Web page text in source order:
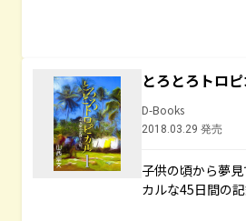
とろとろトロ
D-Books
2018.03.29 発売
子供の頃から夢
カルな45日間の記